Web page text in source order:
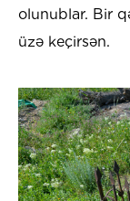
olunublar. Bir
üzə keçirsən.